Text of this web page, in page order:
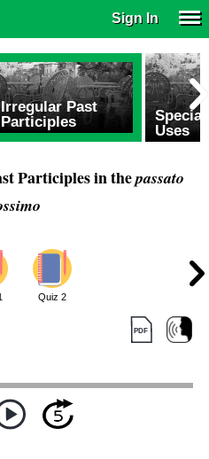
Sign In
Irregular Past
Participles
Uses
Participles in thepassato
Quiz 2